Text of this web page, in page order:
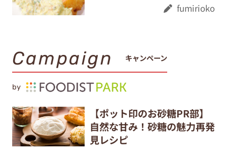
fumirioko
Campaign キャンペーン
by
【ポット印のお砂糖PR部】
自然な甘み！砂糖の魅力再発
見レシピ